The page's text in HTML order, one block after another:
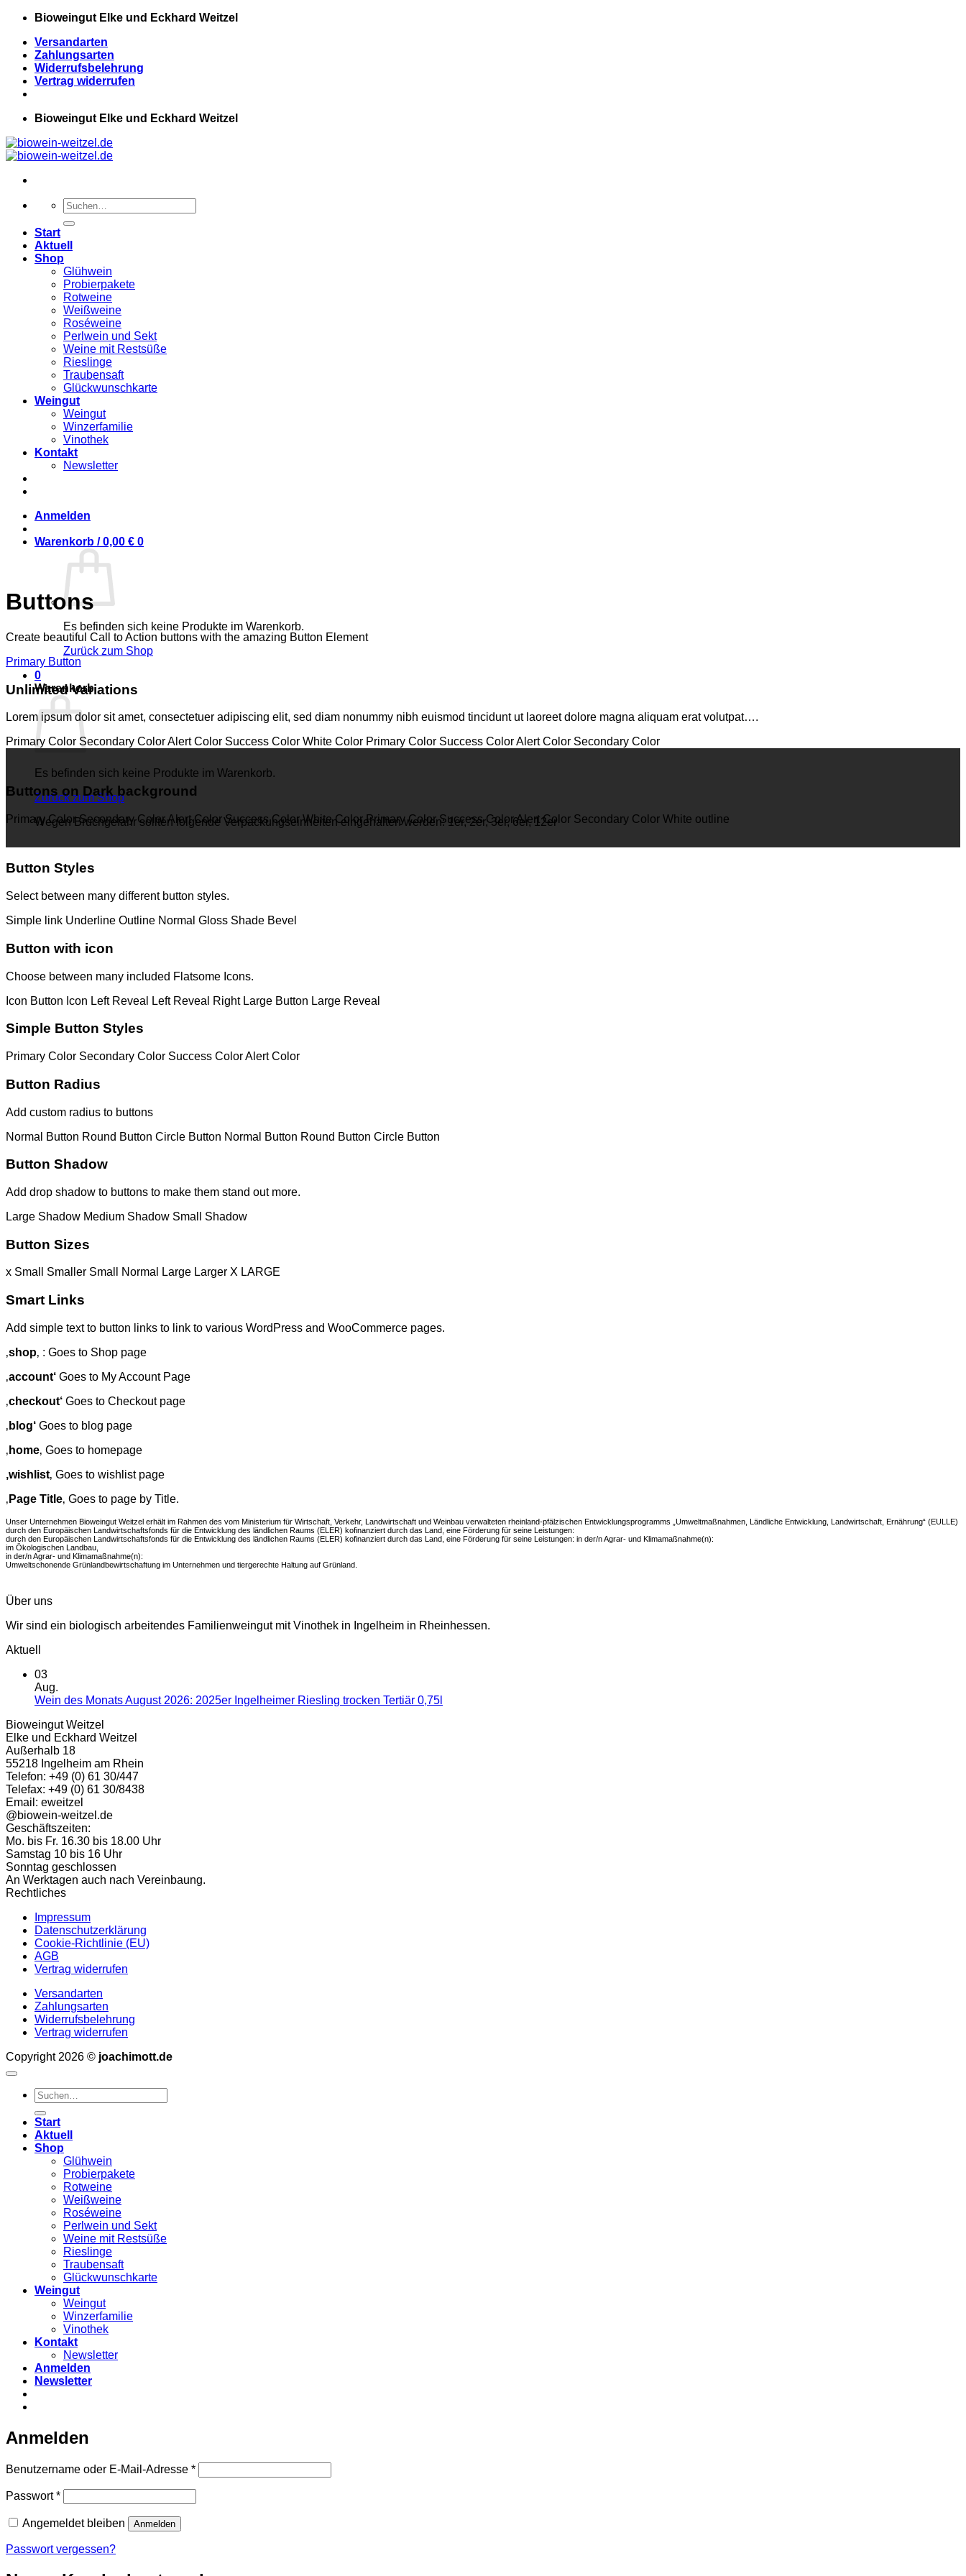
Zum
springen
Bioweingut Elke und Eckhard Weitzel
Versandarten
Zahlungsarten
Widerrufsbelehrung
Vertrag widerrufen
Bioweingut Elke und Eckhard Weitzel
Suchen
nach:
Start
Aktuell
Shop
Glühwein
Probierpakete
Rotweine
Weißweine
Roséweine
Perlwein und Sekt
Weine mit Restsüße
Rieslinge
Traubensaft
Glückwunschkarte
Weingut
Weingut
Winzerfamilie
Vinothek
Kontakt
Newsletter
Anmelden
Warenkorb /0,00 € 0
Es befinden sich keine Produkte im Warenkorb.
Zurück zum Shop
0
Warenkorb
Es befinden sich keine Produkte im Warenkorb.
Zurück zum Shop
Wegen Bruchgefahr sollten folgende Verpackungseinheiten eingehalten werden: 1er, 2er, 3er, 6er, 12er
Buttons
Create beautiful Call to Action buttons with the amazing Button Element
Primary Button
Unlimited Variations
Lorem ipsum dolor sit amet, consectetuer adipiscing elit, sed diam nonummy nibh euismod tincidunt ut laoreet dolore magna aliquam erat volutpat….
Primary Color Secondary ColorAlert Color Success Color White Color Primary Color Success ColorAlert Color Secondary Color
Buttons on Dark background
Primary Color Secondary ColorAlert Color Success Color White Color Primary Color Success ColorAlert Color Secondary Color White outline
Button Styles
Select between many different button styles.
Simple link Underline Outline Normal Gloss Shade Bevel
Button with icon
Choose between many included Flatsome Icons.
Icon Button Icon Left Reveal Left Reveal Right Large Button Large Reveal
Simple Button Styles
Primary Color Secondary Color Success ColorAlert Color
Button Radius
Add custom radius to buttons
Normal Button Round Button Circle Button Normal Button Round Button Circle Button
Button Shadow
Add drop shadow to buttons to make them stand out more.
Large Shadow Medium Shadow Small Shadow
Button Sizes
x Small Smaller Small Normal Large Larger X LARGE
Smart Links
Add simple text to button links to link to various WordPress and WooCommerce pages.
‚shop‚ : Goes to Shop page
‚account‘ Goes to My Account Page
‚checkout‘ Goes to Checkout page
‚ blog‘ Goes to blog page
‚ home‚ Goes to homepage
‚wishlist‚ Goes to wishlist page
‚ Page Title‚ Goes to page by Title.
Unser Unternehmen Bioweingut Weitzel erhält im Rahmen des vom Ministerium für Wirtschaft, Verkehr, Landwirtschaft und Weinbau verwalteten rheinland-pfälzischen Entwicklungsprogramms „Umweltmaßnahmen, Ländliche Entwicklung, Landwirtschaft, Ernährung“ (EULLE)
durch den Europäischen Landwirtschaftsfonds für die Entwicklung des ländlichen Raums (ELER) kofinanziert durch das Land, eine Förderung für seine Leistungen:
durch den Europäischen Landwirtschaftsfonds für die Entwicklung des ländlichen Raums (ELER) kofinanziert durch das Land, eine Förderung für seine Leistungen: in der/n Agrar- und Klimamaßnahme(n):
im Ökologischen Landbau,
in der/n Agrar- und Klimamaßnahme(n):
Umweltschonende Grünlandbewirtschaftung im Unternehmen und tiergerechte Haltung auf Grünland.
Über uns
Wir sind ein biologisch arbeitendes Familienweingut mit Vinothek in Ingelheim in Rheinhessen.
Aktuell
03
Aug.
Wein des Monats August 2026: 2025er Ingelheimer Riesling trocken Tertiär 0,75l
Bioweingut Weitzel
Elke und Eckhard Weitzel
Außerhalb 18
55218 Ingelheim am Rhein
Telefon: +49 (0) 61 30/447
Telefax: +49 (0) 61 30/8438
Email: eweitzel
@biowein-weitzel.de
Geschäftszeiten:
Mo. bis Fr. 16.30 bis 18.00 Uhr
Samstag 10 bis 16 Uhr
Sonntag geschlossen
An Werktagen auch nach Vereinbaung.
Rechtliches
Impressum
Datenschutzerklärung
Cookie-Richtlinie (EU)
AGB
Vertrag widerrufen
Versandarten
Zahlungsarten
Widerrufsbelehrung
Vertrag widerrufen
Copyright 2026 © joachimott.de
Suchen
nach:
Start
Aktuell
Shop
Glühwein
Probierpakete
Rotweine
Weißweine
Roséweine
Perlwein und Sekt
Weine mit Restsüße
Rieslinge
Traubensaft
Glückwunschkarte
Weingut
Weingut
Winzerfamilie
Vinothek
Kontakt
Newsletter
Anmelden
Newsletter
Anmelden
Benutzername oder E-Mail-Adresse *Erforderlich
Passwort*Erforderlich
Angemeldet bleiben Anmelden
Passwort vergessen?